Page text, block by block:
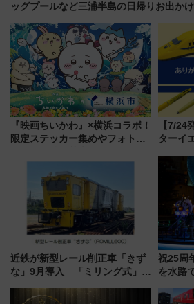
ッグプールなど三浦半島の日帰りお出か
『映画ちいかわ』×横浜コラボ！
限定ステッカー集めやフォトス
いを満喫しよう（花火鑑賞会応
募は7/12まで！）
【7/24
ターイ
送の目
売店舗
近鉄が新型レール削正車「きず
な」9月導入 「ミリング式」採
化！安全性や乗り心地の向上に
祝25周
を水路